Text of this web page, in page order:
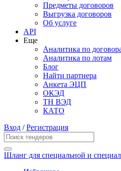
Предметы договоров
Выгрузка договоров
Об услуге
API
Еще
Аналитика по
Аналитика по лотам
Блог
Найти партнера
Анкета ЭЦП
ОКЭД
ТН ВЭД
КАТО
Вход /Регистрация
Шланг для специальной и